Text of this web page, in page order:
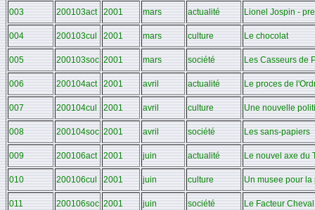
003 200103act 2001 mars actualité Lionel Jospin -
004 200103cul 2001 mars culture Le chocolat
005 200103soc 2001 mars société Les Casseurs de
006 200104act 2001 avril actualité Le proces de
007 200104cul 2001 avril culture Une nouvelle
008 200104soc 2001 avril société Les sans-papiers
009 200106act 2001 juin actualité Le nouvel axe du
010 200106cul 2001 juin culture Un musee pour la
011 200106soc 2001 juin société Le Facteur Cheval